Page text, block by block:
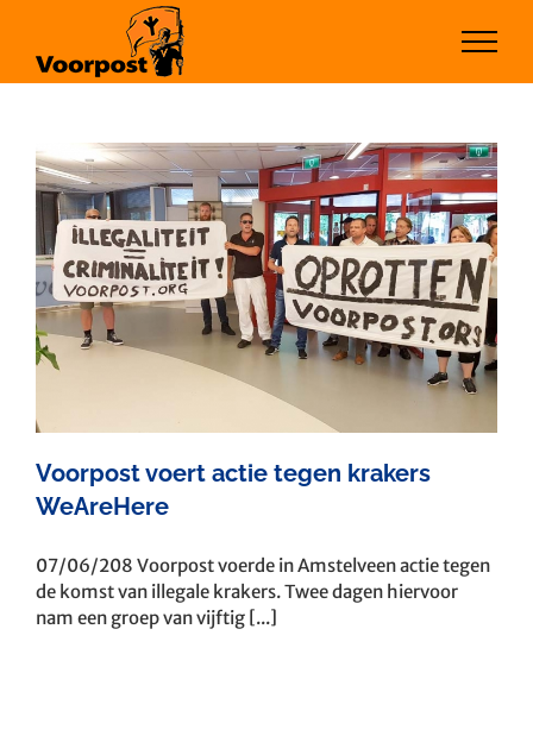
inhoud
Voorpost voert actie tegen krakers
WeAreHere
07/06/208 Voorpost voerde in Amstelveen actie tegen
de komst van illegale krakers. Twee dagen hiervoor
nam een groep van vijftig [...]